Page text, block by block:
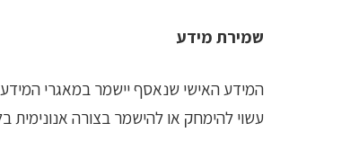
שמירת מידע
המידע האישי שנאסף יישמר במאגרי
עשוי להימחק או להישמר בצורה אנונימית